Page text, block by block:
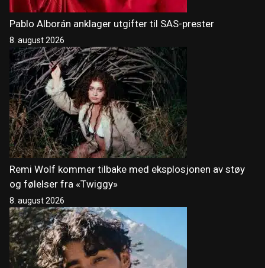
Pablo Alborán anklager utgifter til SAS-prester
8. august 2026
Remi Wolf kommer tilbake med eksplosjonen av støy
og følelser fra «Twiggy»
8. august 2026